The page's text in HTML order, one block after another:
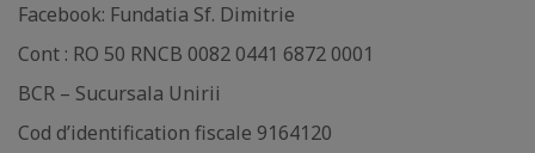
Facebook: Fundatia Sf. Dimitrie
Cont : RO 50 RNCB 0082 0441 6872 0001
BCR – Sucursala Unirii
Cod d’identification fiscale 9164120